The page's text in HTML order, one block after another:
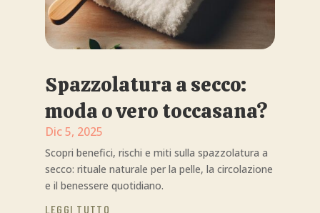
Spazzolatura a secco:
moda o vero toccasana?
Dic 5, 2025
Scopri benefici, rischi e miti sulla spazzolatura a
secco: rituale naturale per la pelle, la circolazione
e il benessere quotidiano.
LEGGI TUTTO